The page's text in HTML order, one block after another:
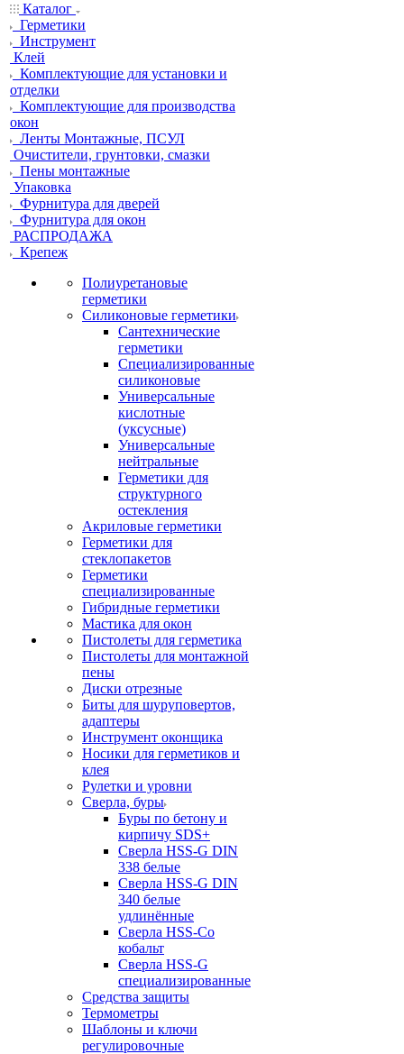
Каталог
Герметики
Инструмент
Клей
Комплектующие для установки и
отделки
Комплектующие для производства
окон
Ленты Монтажные, ПСУЛ
Очистители, грунтовки, смазки
Пены монтажные
Упаковка
Фурнитура для дверей
Фурнитура для окон
РАСПРОДАЖА
Крепеж
Полиуретановые
герметики
Силиконовые герметики
Сантехнические
герметики
Специализированные
силиконовые
Универсальные
кислотные
(уксусные)
Универсальные
нейтральные
Герметики для
структурного
остекления
Акриловые герметики
Герметики для
стеклопакетов
Герметики
специализированные
Гибридные герметики
Мастика для окон
Пистолеты для герметика
Пистолеты для монтажной
пены
Диски отрезные
Биты для шуруповертов,
адаптеры
Инструмент оконщика
Носики для герметиков и
клея
Рулетки и уровни
Сверла, буры
Буры по бетону и
кирпичу SDS+
Сверла HSS-G DIN
338 белые
Сверла HSS-G DIN
340 белые
удлинённые
Сверла HSS-Co
кобальт
Сверла HSS-G
специализированные
Средства защиты
Термометры
Шаблоны и ключи
регулировочные